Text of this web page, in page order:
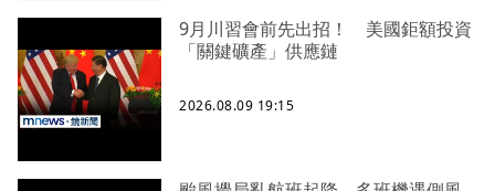
9月川習會前先出招！ 美國鉅額投資
「關鍵礦產」供應鏈
2026.08.09 19:15